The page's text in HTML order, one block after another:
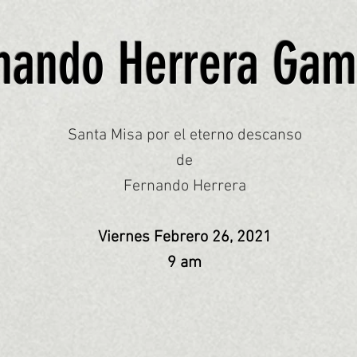
Herrera
Santa Misa por el eterno descanso
de
Fernando Herrera
Viernes Febrero 26, 2021
9 am